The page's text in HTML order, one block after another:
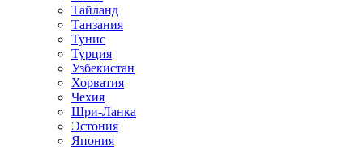
Тайланд
Танзания
Тунис
Турция
Узбекистан
Хорватия
Чехия
Шри-Ланка
Эстония
Япония